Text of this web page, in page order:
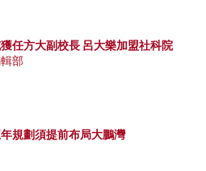
任方大副校長 呂大樂加盟社科院
部
規劃須提前布局大鵬灣